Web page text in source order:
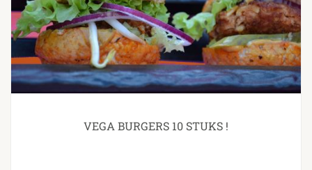
VEGA BURGERS 10 STUKS !